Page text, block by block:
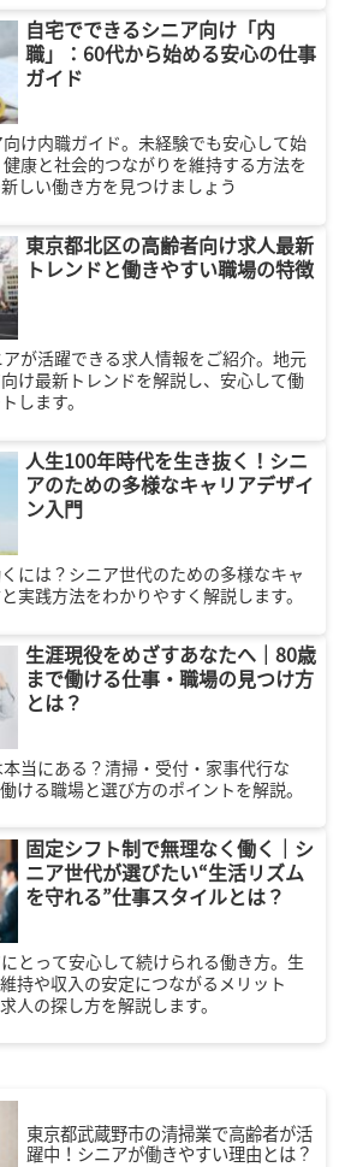
自宅でできるシニア向け「内
職」：60代から始める安心の仕事
ガイド
け内職ガイド。未経験でも安心して始
康と社会的つながりを維持する方法を
しい働き方を見つけましょう
東京都北区の高齢者向け求人最新
トレンドと働きやすい職場の特徴
が活躍できる求人情報をご紹介。地元
け最新トレンドを解説し、安心して働
します。
人生100年時代を生き抜く！シニ
アのための多様なキャリアデザイ
ン入門
には？シニア世代のための多様なキャ
実践方法をわかりやすく解説します。
生涯現役をめざすあなたへ｜80歳
まで働ける仕事・職場の見つけ方
とは？
当にある？清掃・受付・家事代行な
ける職場と選び方のポイントを解説。
固定シフト制で無理なく働く｜シ
ニア世代が選びたい“生活リズム
を守れる”仕事スタイルとは？
とって安心して続けられる働き方。生
持や収入の安定につながるメリット
人の探し方を解説します。
東京都武蔵野市の清掃業で高齢者が活
躍中！シニアが働きやすい理由とは？